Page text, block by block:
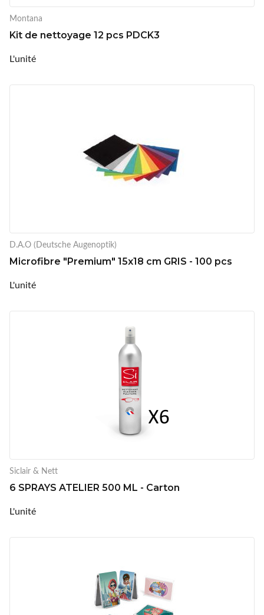
Montana
Kit de nettoyage 12 pcs PDCK3
L'unité
D.A.O (Deutsche Augenoptik)
Microfibre "Premium" 15x18 cm GRIS - 100 pcs
L'unité
Siclair & Nett
6 SPRAYS ATELIER 500 ML - Carton
L'unité